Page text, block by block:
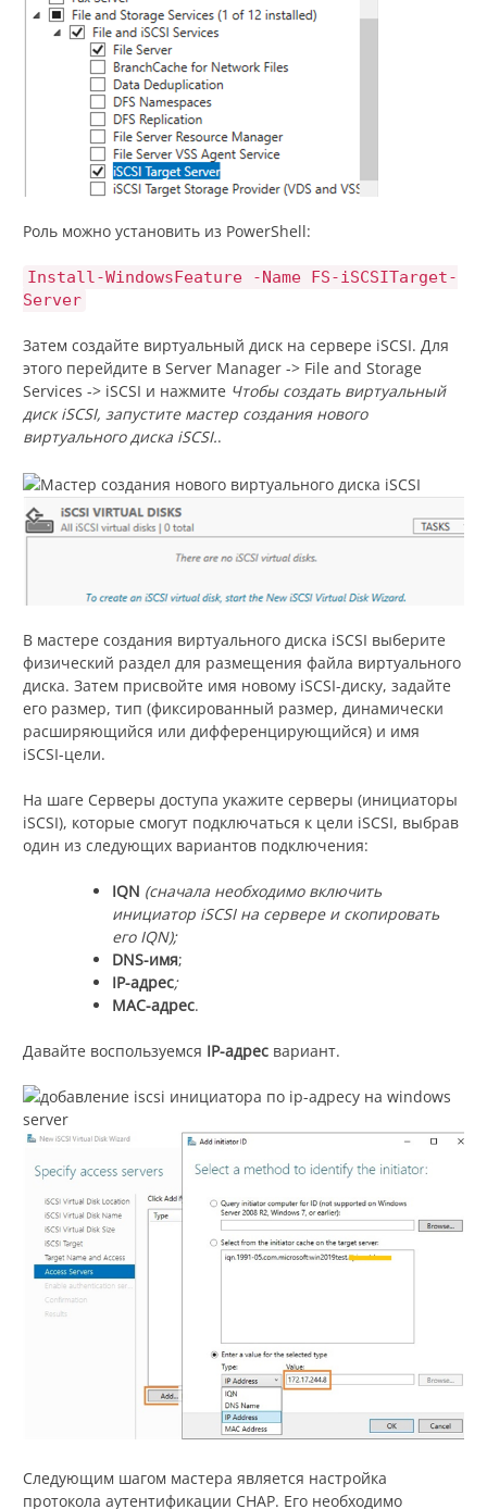
Роль можно установить из PowerShell:
Install-WindowsFeature -Name FS-iSCSITarget-
Server
Затем создайте виртуальный диск на сервере iSCSI. Для
этого перейдите в Server Manager -> File and Storage
Services -> iSCSI и нажмите Чтобы создать виртуальный
диск iSCSI, запустите мастер создания нового
виртуального диска iSCSI..
В мастере создания виртуального диска iSCSI выберите
физический раздел для размещения файла виртуального
диска. Затем присвойте имя новому iSCSI-диску, задайте
его размер, тип (фиксированный размер, динамически
расширяющийся или дифференцирующийся) и имя
iSCSI-цели.
На шаге Серверы доступа укажите серверы (инициаторы
iSCSI), которые смогут подключаться к цели iSCSI, выбрав
один из следующих вариантов подключения:
IQN (сначала необходимо включить
инициатор iSCSI на сервере и скопировать
его IQN);
DNS-имя;
IP-адрес;
MAC-адрес.
Давайте воспользуемся IP-адрес вариант.
Следующим шагом мастера является настройка
протокола аутентификации CHAP. Его необходимо